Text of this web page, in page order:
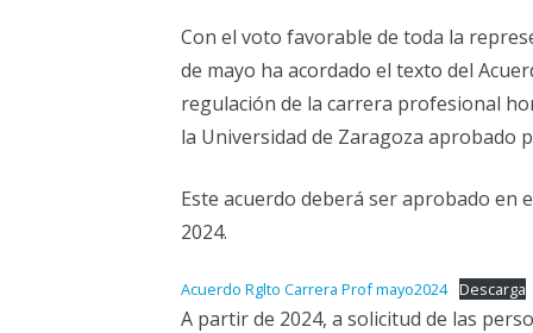
FEMINISMO E IGUALDAD
ESTATUTOS
Con el voto favorable de toda la
de mayo ha acordado el texto del
regulación de la carrera profesional
la Universidad de Zaragoza aprobado
Este acuerdo deberá ser aprobado en
2024.
Acuerdo Rglto Carrera Prof mayo2024 Descarga
A partir de 2024, a solicitud de las